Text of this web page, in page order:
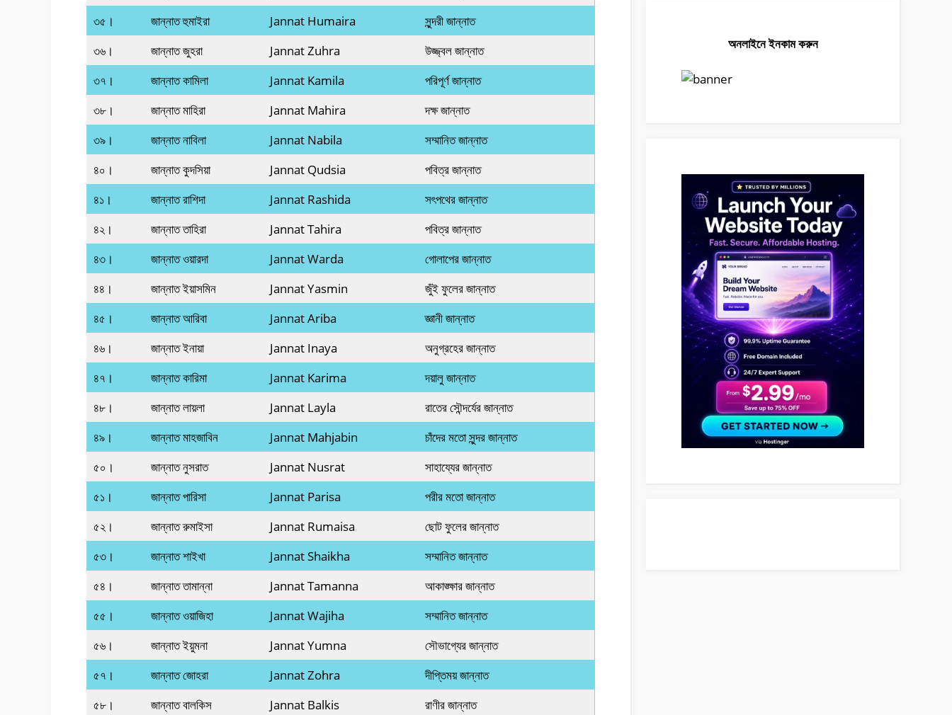
৩৫।
জান্নাত হুমাইরা Jannat Humaira
সুন্দরী জান্নাত
৩৬।
জান্নাত জুহরা Jannat Zuhra
উজ্জ্বল জান্নাত
৩৭।
জান্নাত কামিলা Jannat Kamila
পরিপূর্ণ জান্নাত
৩৮।
জান্নাত মাহিরা Jannat Mahira
দক্ষ জান্নাত
৩৯।
জান্নাত নাবিলা Jannat Nabila
সম্মানিত জান্নাত
৪০।
জান্নাত কুদসিয়া Jannat Qudsia
পবিত্র জান্নাত
৪১।
জান্নাত রাশিদা Jannat Rashida
সৎপথের জান্নাত
৪২।
জান্নাত তাহিরা Jannat Tahira
পবিত্র জান্নাত
৪৩।
জান্নাত ওয়ারদা Jannat Warda
গোলাপের জান্নাত
৪৪।
জান্নাত ইয়াসমিন Jannat Yasmin
জুঁই ফুলের জান্নাত
৪৫।
জান্নাত আরিবা Jannat Ariba
জ্ঞানী জান্নাত
৪৬।
জান্নাত ইনায়া Jannat Inaya
অনুগ্রহের জান্নাত
৪৭।
জান্নাত কারিমা Jannat Karima
দয়ালু জান্নাত
৪৮।
জান্নাত লায়লা Jannat Layla
রাতের সৌন্দর্যের জান্নাত
৪৯।
জান্নাত মাহজাবিন Jannat Mahjabin
চাঁদের মতো সুন্দর জান্নাত
৫০।
জান্নাত নুসরাত Jannat Nusrat
সাহায্যের জান্নাত
৫১।
জান্নাত পারিসা Jannat Parisa
পরীর মতো জান্নাত
৫২।
জান্নাত রুমাইসা Jannat Rumaisa
ছোট ফুলের জান্নাত
৫৩।
জান্নাত শাইখা Jannat Shaikha
সম্মানিত জান্নাত
৫৪।
জান্নাত তামান্না Jannat Tamanna
আকাঙ্ক্ষার জান্নাত
৫৫।
জান্নাত ওয়াজিহা Jannat Wajiha
সম্মানিত জান্নাত
৫৬।
জান্নাত ইয়ুমনা Jannat Yumna
সৌভাগ্যের জান্নাত
৫৭।
জান্নাত জোহরা Jannat Zohra
দীপ্তিময় জান্নাত
৫৮।
জান্নাত বালকিস Jannat Balkis রাণীর জান্নাত
অনলাইনে ইনকাম করুন